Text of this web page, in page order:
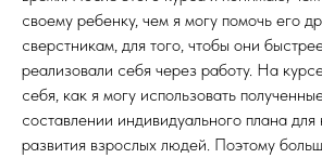
своему ребенку, чем я могу помочь его
сверстникам, для того, чтобы они
реализовали себя через работу. На
себя, как я могу использовать
составлении индивидуального плана для
развития взрослых людей. Поэтому